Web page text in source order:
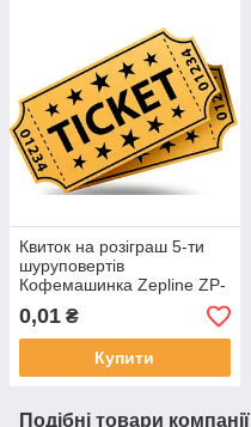
Квиток на розіграш 5-ти
шуруповертів
Кофемашинка Zepline ZP-
6806
0,01 ₴
Купити
Подібні товари компанії